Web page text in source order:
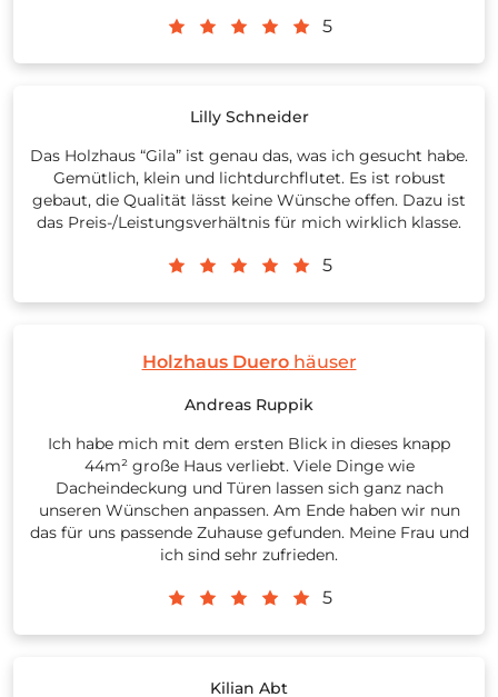
5
Lilly Schneider
Das Holzhaus “Gila” ist genau das, was ich gesucht habe.
Gemütlich, klein und lichtdurchflutet. Es ist robust
gebaut, die Qualität lässt keine Wünsche offen. Dazu ist
das Preis-/Leistungsverhältnis für mich wirklich klasse.
5
Holzhaus Duerohäuser
Andreas Ruppik
Ich habe mich mit dem ersten Blick in dieses knapp
44m² große Haus verliebt. Viele Dinge wie
Dacheindeckung und Türen lassen sich ganz nach
unseren Wünschen anpassen. Am Ende haben wir nun
das für uns passende Zuhause gefunden. Meine Frau und
ich sind sehr zufrieden.
5
Kilian Abt